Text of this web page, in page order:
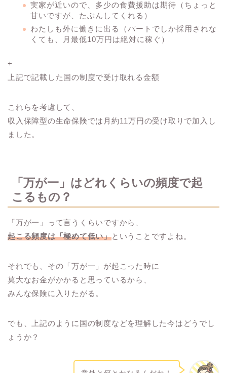
実家が近いので、多少の食費援助は期待（ちょっと
甘いですが、たぶんしてくれる）
わたしも外に働きに出る（パートでしか採用されな
くても、月最低10万円は絶対に稼ぐ）
+
上記で記載した国の制度で受け取れる金額
これらを考慮して、
収入保障型の生命保険では月約11万円の受け取りで加入し
ました。
「万が一」はどれくらいの頻度で起
こるもの？
「万が一」って言うくらいですから、
起こる頻度は「極めて低い」ということですよね。
それでも、その「万が一」が起こった時に
莫大なお金がかかると思っているから、
みんな保険に入りたがる。
でも、上記のように国の制度などを理解した今はどうでし
ょうか？